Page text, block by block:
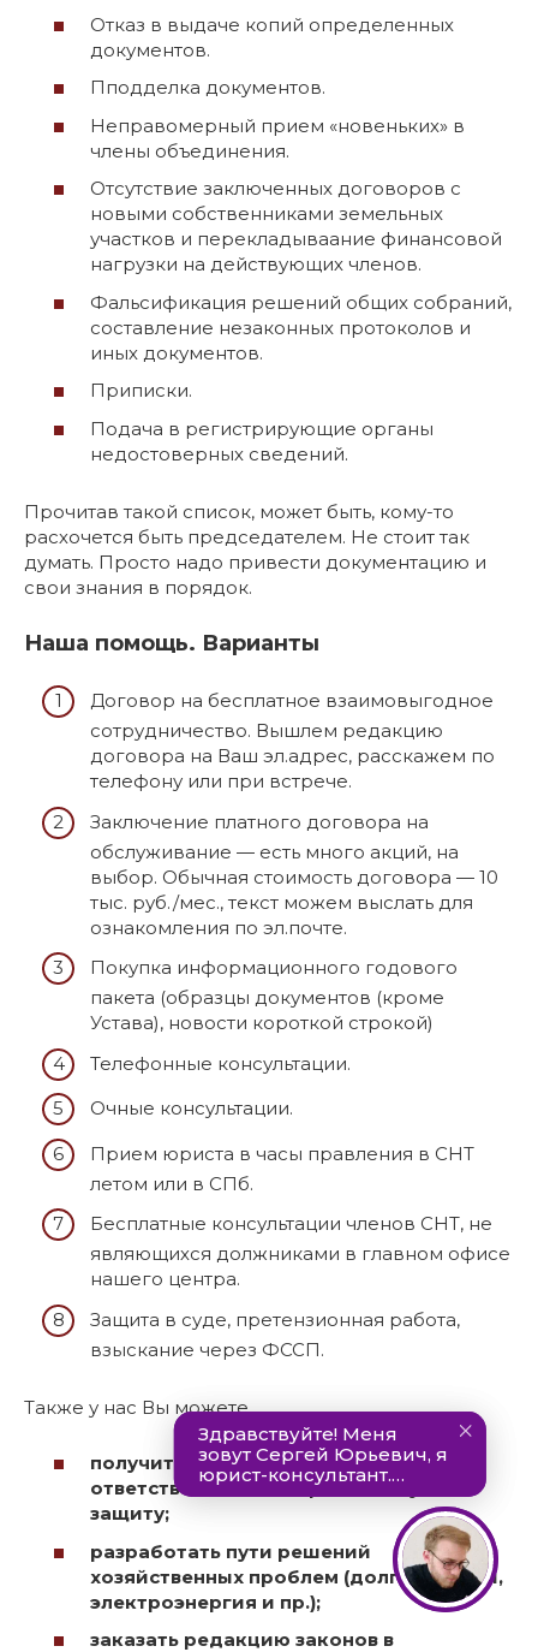
Отказ в выдаче копий определенных
документов.
Пподделка документов.
Неправомерный прием «новеньких» в
члены объединения.
Отсутствие заключенных договоров с
новыми собственниками земельных
участков и перекладываание финансовой
нагрузки на действующих членов.
Фальсификация решений общих собраний,
составление незаконных протоколов и
иных документов.
Приписки.
Подача в регистрирующие органы
недостоверных сведений.
Прочитав такой список, может быть, кому-то
расхочется быть председателем. Не стоит так
думать. Просто надо привести документацию и
свои знания в порядок.
Наша помощь. Варианты
Договор на бесплатное взаимовыгодное
сотрудничество. Вышлем редакцию
договора на Ваш эл.адрес, расскажем по
телефону или при встрече.
Заключение платного договора на
обслуживание — есть много акций, на
выбор. Обычная стоимость договора — 10
тыс. руб./мес., текст можем выслать для
ознакомления по эл.почте.
Покупка информационного годового
пакета (образцы документов (кроме
Устава), новости короткой строкой)
Телефонные консультации.
Очные консультации.
Прием юриста в часы правления в СНТ
летом или в СПб.
Бесплатные консультации членов СНТ, не
являющихся должниками в главном офисе
нашего центра.
Защита в суде, претензионная работа,
взыскание через ФССП.
Также у нас Вы можете
получить советы, как уйти от
ответственности, и юридическую
защиту;
разработать пути решений
хозяйственных проблем (долги, дороги,
электроэнергия и пр.);
заказать редакцию законов в